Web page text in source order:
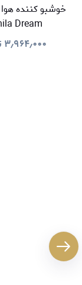
خوشبو کننده
Dream
۳٫۹۶۴٫۰۰۰